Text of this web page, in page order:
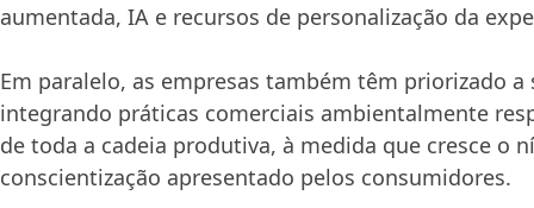
aumentada, IA e recursos de personalização da
Em paralelo, as empresas também têm priorizado
integrando práticas comerciais ambientalmente
de toda a cadeia produtiva, à medida que cresce o
conscientização apresentado pelos consumidores.